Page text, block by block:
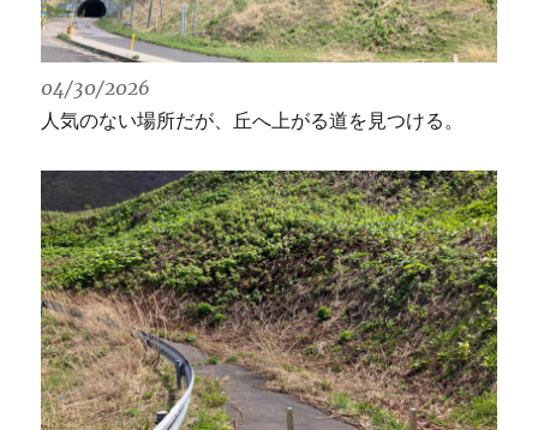
04/30/2026
人気のない場所だが、丘へ上がる道を見つける。